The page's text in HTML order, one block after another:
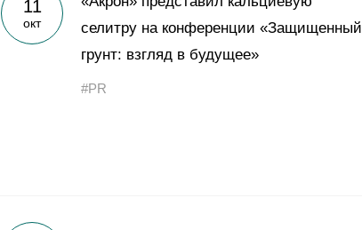
Yong Sheng Feng
Acron Argentina S.R.L
Acron Brasil Ltda.
11
окт
селитру на конференции «Защищенный
грунт: взгляд в будущее»
#PR